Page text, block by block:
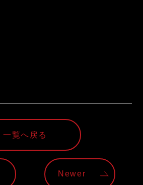
一覧へ戻る
Newer